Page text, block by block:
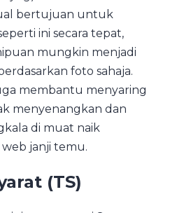
bertujuan untuk
ini secara tepat,
mungkin menjadi
foto sahaja.
membantu menyaring
menyenangkan dan
di muat naik
janji temu.
(TS)